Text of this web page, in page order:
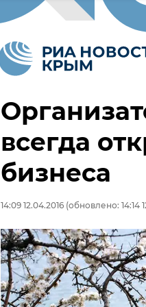
всегда
бизнеса
14:09 12.04.2016 (обновлено: 14:14